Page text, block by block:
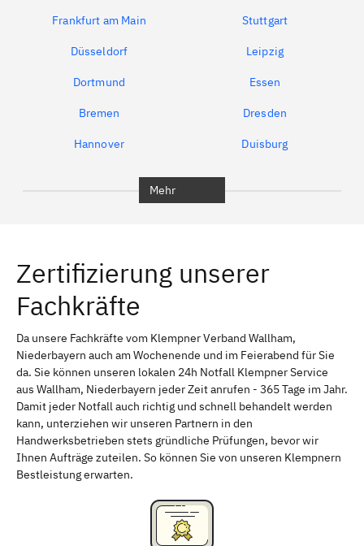
Frankfurt am Main Stuttgart
Düsseldorf Leipzig
Dortmund Essen
Bremen Dresden
Hannover Duisburg
Erlangen Bamberg
Bayreuth
Schweinfurt Passau
Freising Rudelsdorf, Mittelfranken
Mehr
Zertifizierung unserer
Fachkräfte
Da unsere Fachkräfte vom Klempner Verband Wallham,
Niederbayern auch am Wochenende und im Feierabend für Sie
da. Sie können unseren lokalen 24h Notfall Klempner Service
aus Wallham, Niederbayern jeder Zeit anrufen - 365 Tage im Jahr.
Damit jeder Notfall auch richtig und schnell behandelt werden
kann, unterziehen wir unseren Partnern in den
Handwerksbetrieben stets gründliche Prüfungen, bevor wir
Ihnen Aufträge zuteilen. So können Sie von unseren Klempnern
Bestleistung erwarten.